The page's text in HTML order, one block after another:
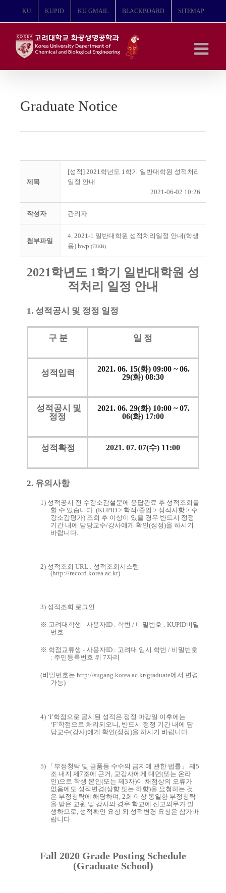
뛰
KU KUPID KU GMAIL BLACKBOARD SITEMAP
Graduate Notice
제목
[성적] 2021학년도 1학기 일반대학원 성적처리
일정 안내
2021-06-02 10:26
작성자 관리자
첨부파일
4. 2021-1 일반대학원 성적처리일정 안내(학생
용).hwp (73KB)
2021학년도 1학기 일반대학원 성
적처리 일정 안내
1. 성적공시 및 정정 일정
구 분 일 정
성적입력
2021. 06. 15(화) 09:00 ~ 06.
29(화) 08:30
성적공시 및
정정
2021. 06. 29(화) 10:00 ~ 07.
06(화) 17:00
성적확정 2021. 07. 07(수) 11:00
2. 유의사항
1) 성적공시 전 수강소감설문에 응답완료 후 성적조회를
할 수 있습니다. (KUPID > 학적/졸업 > 성적사항 > 수
강소감평가) 조회 후 이상이 있을 경우 반드시 정정
기간 내에 담당교수/강사에게 확인(정정)을 하시기
바랍니다.
2) 성적조회 URL : 성적조회시스템
(http://record.korea.ac.kr)
3) 성적조회 로그인
※ 고려대학생 - 사용자ID : 학번 / 비밀번호 : KUPID비밀
번호
※ 학점교류생 - 사용자ID : 고려대 임시 학번 / 비밀번호
: 주민등록번호 뒤 7자리
(비밀번호는 http://sugang.korea.ac.kr/graduate에서 변경
가능)
4) ‘I’학점으로 공시된 성적은 정정 마감일 이후에는
‘F’학점으로 처리되오니 , 반드시 정정 기간 내에 담
당교수(강사)에게 확인(정정)을 하시기 바랍니다.
5) 「 부정청탁 및 금품등 수수의 금지에 관한 법률 」 제5
조 내지 제 7조에 근거 , 교강사에게 대면(또는 온라
인)으로 학생 본인(또는 제3자)이 채점상의 오류가
없음에도 성적변경(상향 또는 하향)을 요청하는 것
은 부정청탁에 해당하며 , 2회 이상 동일한 부정청탁
을 받은 교원 및 강사의 경우 학교에 신고의무가 발
생하므로, 성적확인 요청 외 성적변경 요청은 삼가바
랍니다.
Fall 2020 Grade Posting Schedule
(Graduate School)